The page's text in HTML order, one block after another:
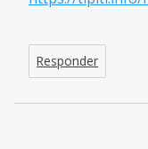
Responder